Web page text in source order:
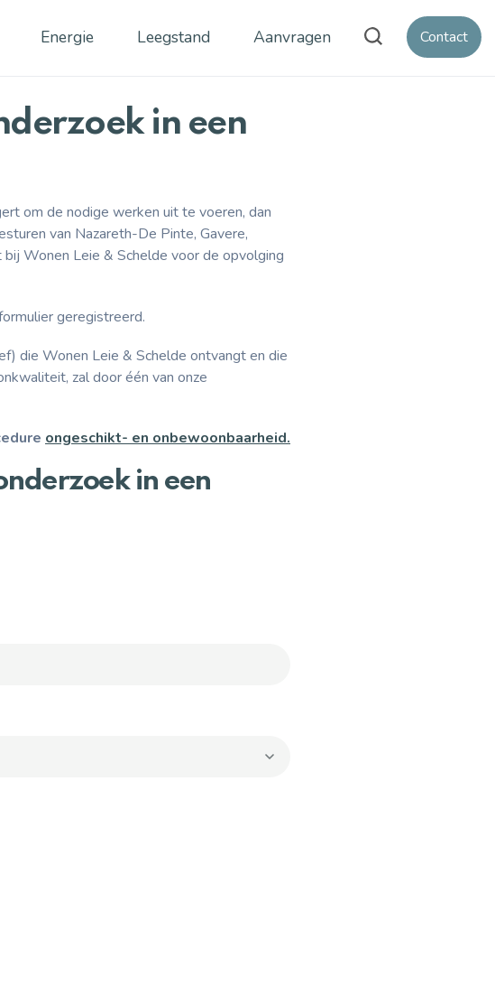
Energie Leegstand Aanvragen Contact
in een
om de nodige werken uit te voeren, dan
van Nazareth-De Pinte, Gavere,
Wonen Leie & Schelde voor de opvolging
geregistreerd.
die Wonen Leie & Schelde ontvangt en die
zal door één van onze
ongeschikt- en onbewoonbaarheid.
in een